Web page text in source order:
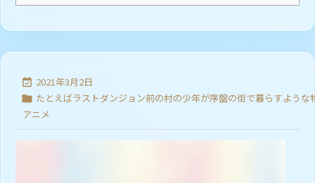
 2021年3月2日
 たとえばラストダンジョン前の村の少年が序盤の街で暮らすような
アニメ